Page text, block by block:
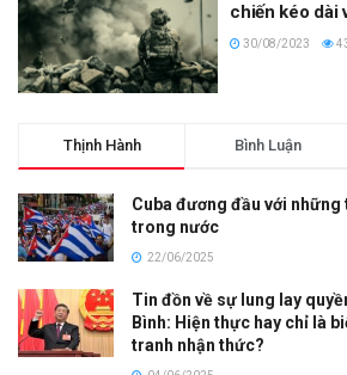
chiến kéo dài
30/08/2023
Thịnh Hành Bình Luận
Cuba đương đầu với
trong nước
22/06/2025
Tin đồn về sự lung lay
Bình: Hiện thực hay chỉ là
tranh nhận thức?